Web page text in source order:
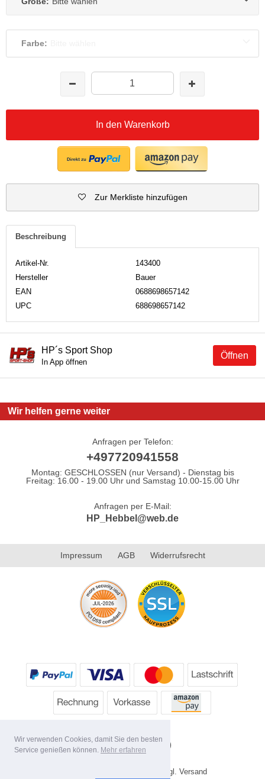
Wir verwenden Cookies, damit Sie den besten
Service genießen können. Mehr erfahren
Farbe:
In den Warenkorb
Zur Merkliste hinzufügen
Beschreibung
Artikel-Nr.
143400
Hersteller
Bauer
EAN
0688698657142
UPC
688698657142
Öffnen
HP´s Sport Shop
In App öffnen
Wir helfen gerne weiter
Anfragen per Telefon:
+497720941558
Montag: GESCHLOSSEN (nur Versand) - Dienstag bis
Freitag: 16.00 - 19.00 Uhr und Samstag 10.00-15.00 Uhr
Anfragen per E-Mail:
HP_Hebbel@web.de
Impressum AGB Widerrufsrecht
* Alle Preise inkl. MwSt. evtl. zzgl. Versand